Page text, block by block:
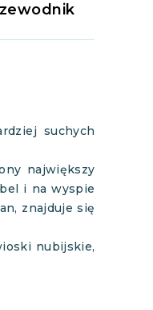
suchych
największy
i na wyspie
znajduje się
nubijskie,